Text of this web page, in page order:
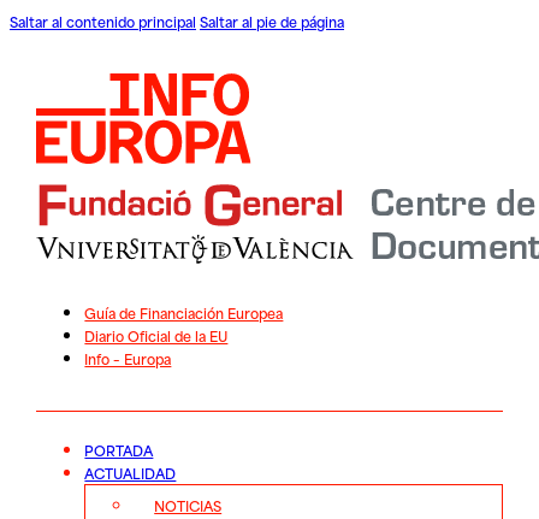
Saltar al contenido principal Saltar al pie de página
Guía de Financiación Europea
Diario Oficial de la EU
Info – Europa
PORTADA
ACTUALIDAD
NOTICIAS